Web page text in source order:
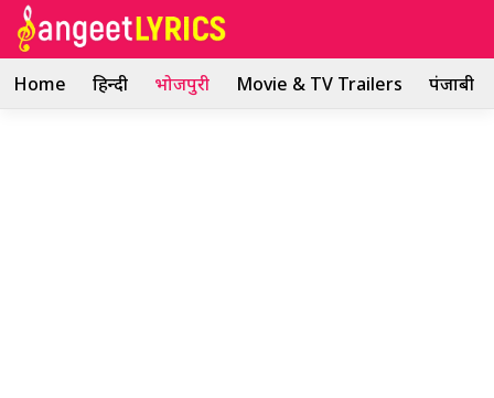
Skip
Home हिन्दी भोजपुरी Movie & TV Trailers पंजाबी